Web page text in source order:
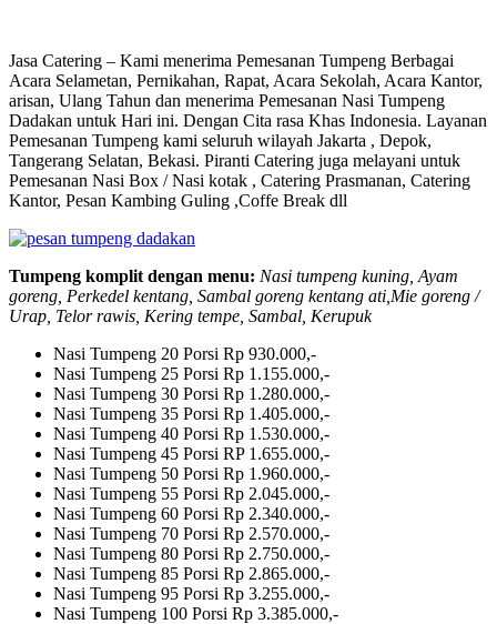
Jasa Catering – Kami menerima Pemesanan Tumpeng Berbagai
Acara Selametan, Pernikahan, Rapat, Acara Sekolah, Acara Kantor,
arisan, Ulang Tahun dan menerima Pemesanan Nasi Tumpeng
Dadakan untuk Hari ini. Dengan Cita rasa Khas Indonesia. Layanan
Pemesanan Tumpeng kami seluruh wilayah Jakarta , Depok,
Tangerang Selatan, Bekasi. Piranti Catering juga melayani untuk
Pemesanan Nasi Box / Nasi kotak , Catering Prasmanan, Catering
Kantor, Pesan Kambing Guling ,Coffe Break dll
Tumpeng komplit dengan menu: Nasi tumpeng kuning, Ayam
goreng, Perkedel kentang, Sambal goreng kentang ati,Mie goreng /
Urap, Telor rawis, Kering tempe, Sambal, Kerupuk
Nasi Tumpeng 20 Porsi Rp 930.000,-
Nasi Tumpeng 25 Porsi Rp 1.155.000,-
Nasi Tumpeng 30 Porsi Rp 1.280.000,-
Nasi Tumpeng 35 Porsi Rp 1.405.000,-
Nasi Tumpeng 40 Porsi Rp 1.530.000,-
Nasi Tumpeng 45 Porsi RP 1.655.000,-
Nasi Tumpeng 50 Porsi Rp 1.960.000,-
Nasi Tumpeng 55 Porsi Rp 2.045.000,-
Nasi Tumpeng 60 Porsi Rp 2.340.000,-
Nasi Tumpeng 70 Porsi Rp 2.570.000,-
Nasi Tumpeng 80 Porsi Rp 2.750.000,-
Nasi Tumpeng 85 Porsi Rp 2.865.000,-
Nasi Tumpeng 95 Porsi Rp 3.255.000,-
Nasi Tumpeng 100 Porsi Rp 3.385.000,-